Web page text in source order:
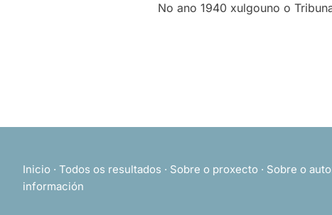
No ano 1940 xulgouno o
Inicio · Todos os resultados · Sobre o proxecto · Sobre o
información